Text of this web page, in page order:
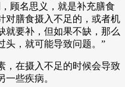
顾名思义，就是补充膳食
对膳食摄入不足的，或者机
就要补，但如果不缺，那么
头，就可能导致问题。”
，在摄入不足的时候会导致
些疾病。